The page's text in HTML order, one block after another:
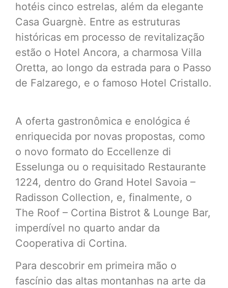
hotéis cinco estrelas, além da elegante
Casa Guargnè. Entre as estruturas
históricas em processo de revitalização
estão o Hotel Ancora, a charmosa Villa
Oretta, ao longo da estrada para o Passo
de Falzarego, e o famoso Hotel Cristallo.
A oferta gastronômica e enológica é
enriquecida por novas propostas, como
o novo formato do Eccellenze di
Esselunga ou o requisitado Restaurante
1224, dentro do Grand Hotel Savoia –
Radisson Collection, e, finalmente, o
The Roof – Cortina Bistrot & Lounge Bar,
imperdível no quarto andar da
Cooperativa di Cortina.
Para descobrir em primeira mão o
fascínio das altas montanhas na arte da